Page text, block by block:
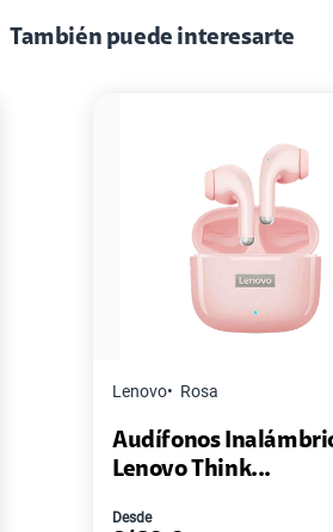
También puede interesarte
Pack de
Master-